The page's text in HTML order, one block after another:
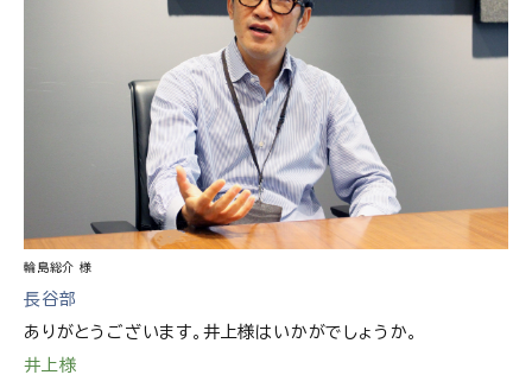
輪島総介 様
長谷部
ありがとうございます。井上様はいかがでしょうか。
井上様